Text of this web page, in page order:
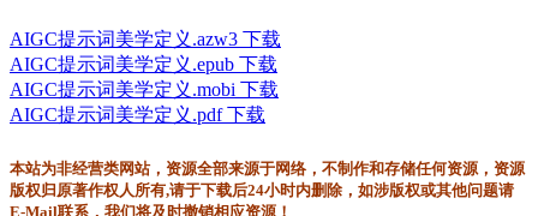
AIGC提示词美学定义.azw3 下载
AIGC提示词美学定义.epub 下载
AIGC提示词美学定义.mobi 下载
AIGC提示词美学定义.pdf 下载
本站为非经营类网站，资源全部来源于网络，不制作和存储任何资源，资源
版权归原著作权人所有,请于下载后24小时内删除，如涉版权或其他问题请
E-Mail联系，我们将及时撤销相应资源！